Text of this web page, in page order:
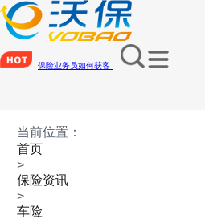
保险业务员如何获客
当前位置：
首页
>
保险资讯
>
车险